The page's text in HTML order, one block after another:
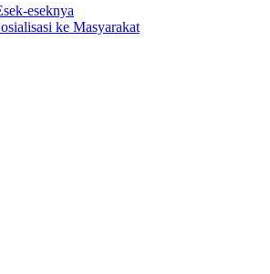
eseknya
ke Masyarakat